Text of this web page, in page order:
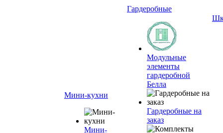
Мини-кухни
Мини-
Гардеробные
Модульные
элементы
гардеробной
Белла
Гардеробные на
заказ